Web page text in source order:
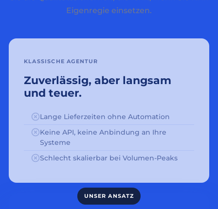
Eigenregie einsetzen.
KLASSISCHE AGENTUR
Zuverlässig, aber langsam
und teuer.
Lange Lieferzeiten ohne Automation
Keine API, keine Anbindung an Ihre
Systeme
Schlecht skalierbar bei Volumen-Peaks